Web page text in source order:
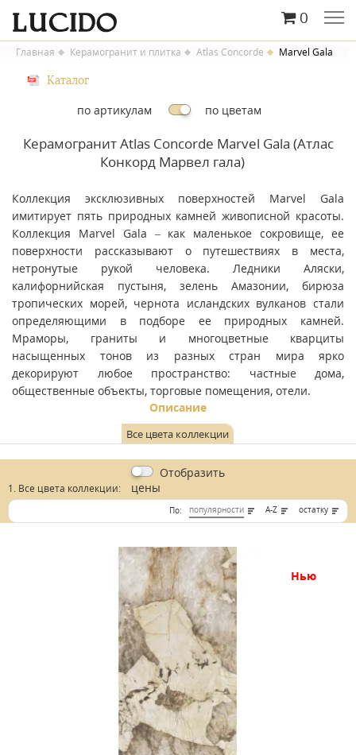
0
Главная Керамогранит и плитка Atlas Concorde Marvel Gala
Каталог
по артикулам по цветам
Керамогранит Atlas Concorde Marvel Gala (Атлас
Конкорд Марвел гала)
Коллекция эксклюзивных поверхностей Marvel Gala
имитирует пять природных камней живописной красоты.
Коллекция Marvel Gala – как маленькое сокровище, ее
поверхности рассказывают о путешествиях в места,
нетронутые рукой человека. Ледники Аляски,
калифорнийская пустыня, зелень Амазонии, бирюза
тропических морей, чернота исландских вулканов стали
определяющими в подборе ее природных камней.
Мраморы, граниты и многоцветные кварциты
насыщенных тонов из разных стран мира ярко
декорируют любое пространство: частные дома,
общественные объекты, торговые помещения, отели.
Описание
Все цвета коллекции
1. Все цвета коллекции:
Отобразить
цены
По: популярности A-Z остатку
нью